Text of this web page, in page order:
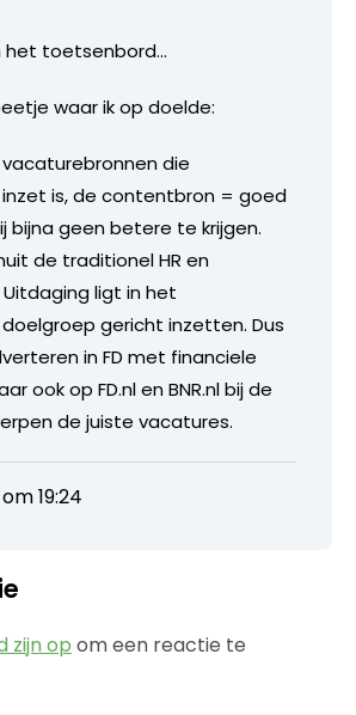
het toetsenbord…
waar ik op doelde:
die
is, de contentbron = goed
bijna geen betere te krijgen.
de traditionel HR en
Uitdaging ligt in het
gericht inzetten. Dus
in FD met financiele
ook op FD.nl en BNR.nl bij de
de juiste vacatures.
19:24
zijn op om een reactie te